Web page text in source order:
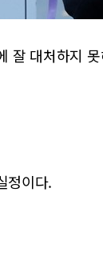
잘 대처하지
정이다.